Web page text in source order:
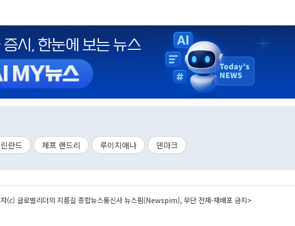
란드 제프 랜드리 루이지애나 덴마크
(c) 글로벌리더의 지름길 종합뉴스통신사 뉴스핌(Newspim), 무단 전재-재배포 금지>